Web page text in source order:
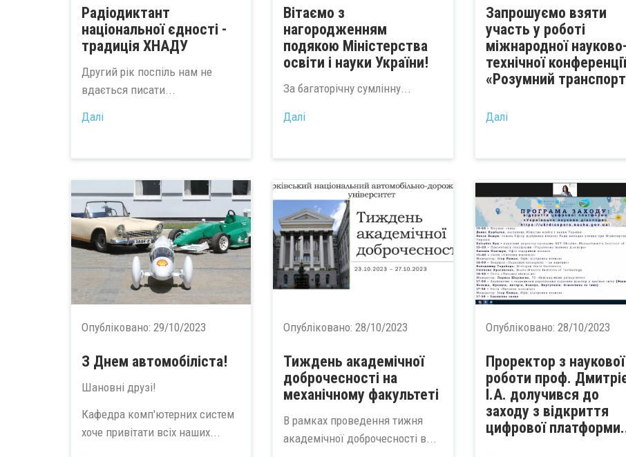
Радіодиктант
національної єдності -
традиція ХНАДУ
Другий рік поспіль нам не
вдається писати...
Далі
Вітаємо з
нагородженням
подякою Міністерства
освіти і науки України!
За багаторічну сумлінну...
Далі
Запрошуємо взяти
участь у роботі
міжнародної науково-
технічної конференції
«Розумний
Далі
Опубліковано: 29/10/2023
З Днем автомобіліста!
Шановні друзі!
Кафедра комп'ютерних систем
хоче привітати всіх наших...
Опубліковано:28/10/2023
Тиждень академічної
доброчесності на
механічному факультеті
В рамках проведення тижня
академічної доброчесності в...
Опубліковано: 28/10/2023
Проректор з наукової
роботи проф.
І.А. долучився до
заходу з відкриття
цифрової